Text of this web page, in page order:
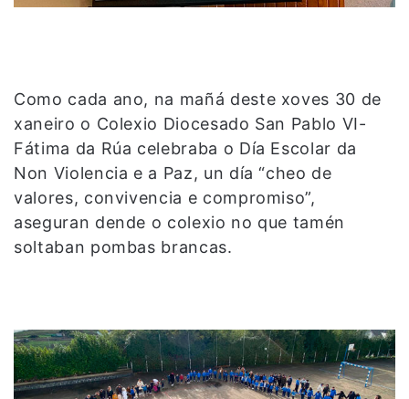
Como cada ano, na mañá deste xoves 30 de
xaneiro o Colexio Diocesado San Pablo VI-
Fátima da Rúa celebraba o Día Escolar da
Non Violencia e a Paz, un día “cheo de
valores, convivencia e compromiso”,
aseguran dende o colexio no que tamén
soltaban pombas brancas.